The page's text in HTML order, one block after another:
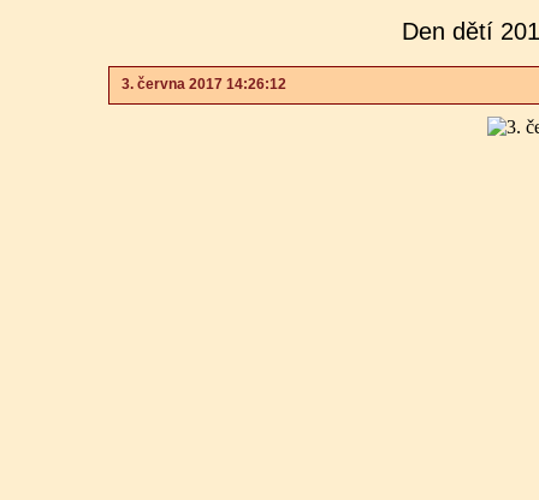
Den dětí
3. června 2017 14:26:12